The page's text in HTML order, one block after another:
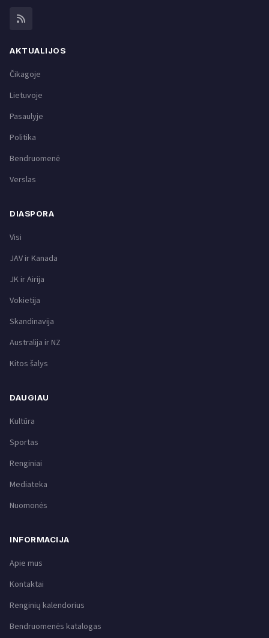
AKTUALIJOS
Čikagoje
Lietuvoje
Pasaulyje
Politika
Bendruomenė
Verslas
DIASPORA
Visi
JAV ir Kanada
JK ir Airija
Vokietija
Skandinavija
Australija ir NZ
Kitos šalys
DAUGIAU
Kultūra
Sportas
Renginiai
Mediateka
Nuomonės
INFORMACIJA
Apie mus
Kontaktai
Renginių kalendorius
Bendruomenės katalogas